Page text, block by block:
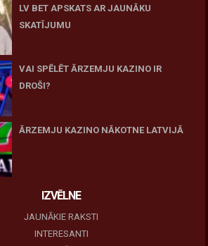
LV BET APSKATS AR JAUNĀKU
SKATĪJUMU
VAI SPĒLĒT ĀRZEMJU KAZINO IR
DROŠI?
ĀRZEMJU KAZINO NĀKOTNE LATVIJĀ
IZVĒLNE
JAUNĀKIE RAKSTI
INTERESANTI